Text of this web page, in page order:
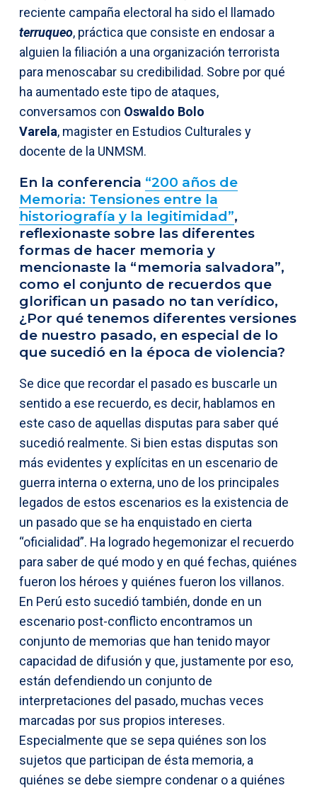
reciente campaña electoral ha sido el llamado
terruqueo, práctica que consiste en endosar a
alguien la filiación a una organización terrorista
para menoscabar su credibilidad. Sobre por qué
ha aumentado este tipo de ataques,
conversamos con Oswaldo Bolo
Varela, magister en Estudios Culturales y
docente de la UNMSM.
En la conferencia “200 años de
Memoria: Tensiones entre la
historiografía y la legitimidad”,
reflexionaste sobre las diferentes
formas de hacer memoria y
mencionaste la “memoria salvadora”,
como el conjunto de recuerdos que
glorifican un pasado no tan verídico,
¿Por qué tenemos diferentes versiones
de nuestro pasado, en especial de lo
que sucedió en la época de violencia?
Se dice que recordar el pasado es buscarle un
sentido a ese recuerdo, es decir, hablamos en
este caso de aquellas disputas para saber qué
sucedió realmente. Si bien estas disputas son
más evidentes y explícitas en un escenario de
guerra interna o externa, uno de los principales
legados de estos escenarios es la existencia de
un pasado que se ha enquistado en cierta
“oficialidad”. Ha logrado hegemonizar el recuerdo
para saber de qué modo y en qué fechas, quiénes
fueron los héroes y quiénes fueron los villanos.
En Perú esto sucedió también, donde en un
escenario post-conflicto encontramos un
conjunto de memorias que han tenido mayor
capacidad de difusión y que, justamente por eso,
están defendiendo un conjunto de
interpretaciones del pasado, muchas veces
marcadas por sus propios intereses.
Especialmente que se sepa quiénes son los
sujetos que participan de ésta memoria, a
quiénes se debe siempre condenar o a quiénes